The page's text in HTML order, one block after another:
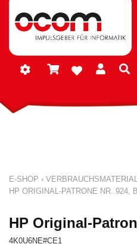
E-SHOP ›
HP ORIGINAL-PATRONE NR. 924,
HP Original-
4K0U6NE#CE1